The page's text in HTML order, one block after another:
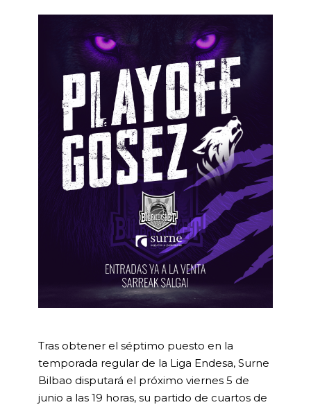
Tras obtener el séptimo puesto en la
temporada regular de la Liga Endesa, Surne
Bilbao disputará el próximo viernes 5 de
junio a las 19 horas, su partido de cuartos de